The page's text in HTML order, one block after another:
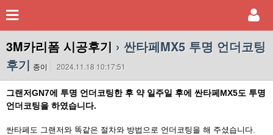
3M카리폼 시공후기 › 싼타페MX5 투명 언더코팅
후기 종이 2024.11.18 10:17:51
그랜저GN7에 투명 언더코팅한 후 약 일주일 후에 싼타페MX5도 투명
언더코팅을 하였습니다.
싼타페도 그랜저와 똑같은 절차와 방법으로 언더코팅을 해 주셨습니다.